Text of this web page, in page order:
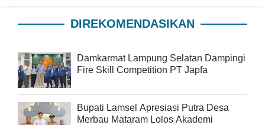
DIREKOMENDASIKAN
Damkarmat Lampung Selatan Dampingi
Fire Skill Competition PT Japfa
Bupati Lamsel Apresiasi Putra Desa
Merbau Mataram Lolos Akademi